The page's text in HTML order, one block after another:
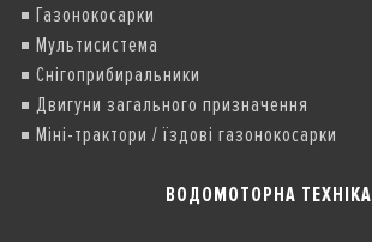
Газонокосарки
Мультисистема
Снігоприбиральники
Двигуни загального призначення
Міні-трактори / їздові газонокосарки
ВОДОМОТОРНА ТЕХНІКА